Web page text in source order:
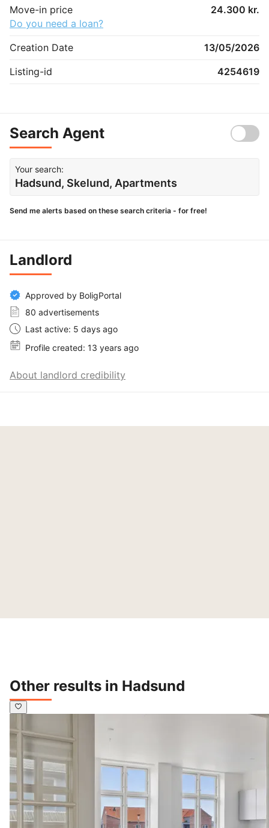
Move-in price
24.300 kr.
Do you need a loan?
Creation Date
13/05/2026
Listing-id
4254619
Search Agent
Your search:
Hadsund, Skelund, Apartments
Send me alerts based on these search criteria - for free!
Landlord
Approved by BoligPortal
80 advertisements
Last active: 5 days ago
Profile created: 13 years ago
About landlord credibility
Other results in Hadsund